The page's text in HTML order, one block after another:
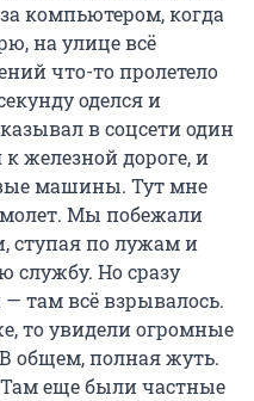
компьютером, когда
на улице всё
что-то пролетело
оделся и
в соцсети один
железной дороге, и
машины. Тут мне
Мы побежали
ступая по лужам и
службу. Но сразу
там всё взрывалось.
то увидели огромные
общем, полная жуть.
еще были частные